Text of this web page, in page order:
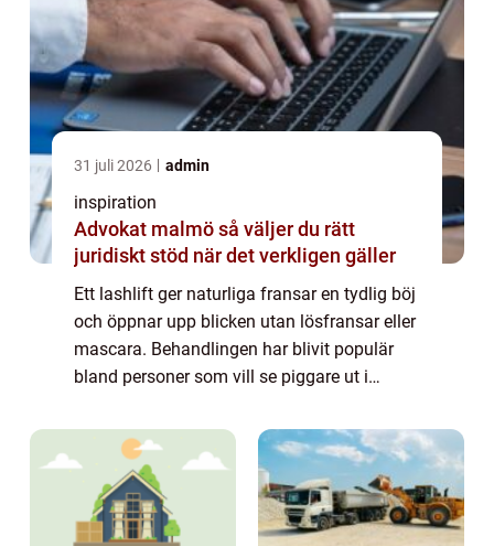
31 juli 2026 admin
inspiration
Advokat malmö så väljer du rätt
juridiskt stöd när det verkligen gäller
Ett lashlift ger naturliga fransar en tydlig böj
och öppnar upp blicken utan lösfransar eller
mascara. Behandlingen har blivit populär
bland personer som vill se piggare ut i
på...